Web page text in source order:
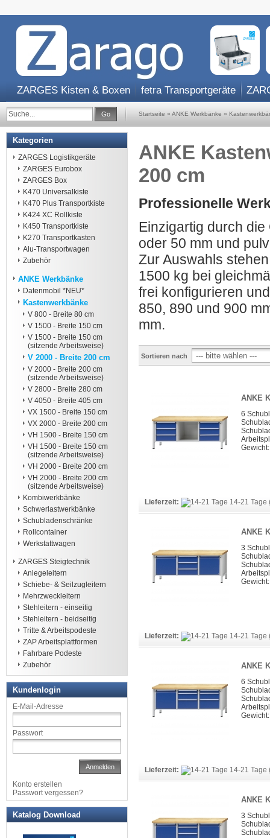
ZARGES Kisten & Boxen fetra Transportgeräte
Go Startseite » ANKE Werkbänke »
ANKE
200 cm
Professionelle
Einzigartig durch
oder 50 mm und
Zur Auswahls
1500 kg bei
frei konfigurieren
850, 890 und 900
mm.
Sortieren nach
ANKE
6
Lieferzeit: 14-21 Tage
ANKE
3
Lieferzeit: 14-21 Tage
ANKE
6
Lieferzeit: 14-21 Tage
ANKE
3
Kategorien
ZARGES Logistikgeräte
ZARGES Eurobox
ZARGES Box
K470 Universalkiste
K470 Plus Transportkiste
K424 XC Rollkiste
K450 Transportkiste
K270 Transportkasten
Alu-Transportwagen
Zubehör
ANKE Werkbänke
Datenmobil *NEU*
Kastenwerkbänke
V 800 - Breite 80 cm
V 1500 - Breite 150 cm
V 1500 - Breite 150 cm
(sitzende Arbeitsweise)
V 2000 - Breite 200 cm
V 2000 - Breite 200 cm
(sitzende Arbeitsweise)
V 2800 - Breite 280 cm
V 4050 - Breite 405 cm
VX 1500 - Breite 150 cm
VX 2000 - Breite 200 cm
VH 1500 - Breite 150 cm
VH 1500 - Breite 150 cm
(sitzende Arbeitsweise)
VH 2000 - Breite 200 cm
VH 2000 - Breite 200 cm
(sitzende Arbeitsweise)
Kombiwerkbänke
Schwerlastwerkbänke
Schubladenschränke
Rollcontainer
Werkstattwagen
ZARGES Steigtechnik
Anlegeleitern
Schiebe- & Seilzugleitern
Mehrzweckleitern
Stehleitern - einseitig
Stehleitern - beidseitig
Tritte & Arbeitspodeste
ZAP Arbeitsplattformen
Fahrbare Podeste
Zubehör
Kundenlogin
E-Mail-Adresse
Passwort
Anmelden
Konto erstellen
Passwort vergessen?
Katalog Download